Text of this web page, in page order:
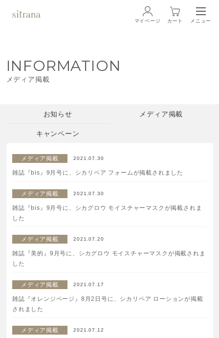
ブランド BRAND
ローション
マスク・スペシャルケア
ボディケア
美容液
化粧下地
サービス
マイページ カート メニュー
INFORMATION
メディア掲載
お知らせ メディア掲載
キャンペーン
メディア掲載 2021.07.30
雑誌『bis』9月号に、シカリペア フォームが掲載されました
メディア掲載 2021.07.30
雑誌『bis』9月号に、シカグロウ モイスチャーマスクが掲載されま
した
メディア掲載 2021.07.20
雑誌『美的』9月号に、シカグロウ モイスチャーマスクが掲載されま
した
メディア掲載 2021.07.17
雑誌『オレンジページ』8月2日号に、シカリペア ローションが掲載
されました
メディア掲載 2021.07.12